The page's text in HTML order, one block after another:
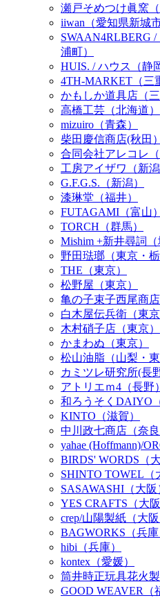
瀬戸そめつけ眞窯
iiwan（愛知県新城市
SWAAN4RLBERG
浦町）
HUIS. / ハウス（静
4TH-MARKET（三
かもしか道具店（三
高橋工芸（北海道）
mizuiro（青森）
柴田慶信商店(秋田）
合同会社アレコレ（
工房アイザワ（新潟
G.F.G.S.（新潟）
漆琳堂（福井）
FUTAGAMI（富山）
TORCH（群馬）
Mishim +新井尋詞（
野田琺瑯（東京・栃
THE（東京）
松野屋（東京）
亀の子束子西尾商店
白木屋伝兵衛（東京
木村硝子店（東京）
かまわぬ（東京）
松山油脂（山梨・東
カミツレ研究所(長
アトリエｍ4（長野）
和ろうそくDAIYO
KINTO（滋賀）
中川政七商店（奈良
yahae (Hoffmann)/
BIRDS' WORDS（大
SHINTO TOWEL（
SASAWASHI（大阪
YES CRAFTS（大阪
crep/山陽製紙（大阪
BAGWORKS（兵庫
hibi（兵庫）
kontex（愛媛）
筒井時正玩具花火製
GOOD WEAVER（